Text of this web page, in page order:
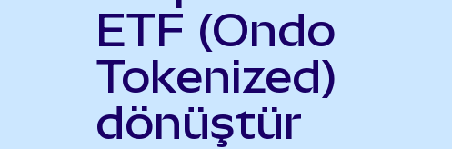
ETF (Ondo
Tokenized)
dönüştür